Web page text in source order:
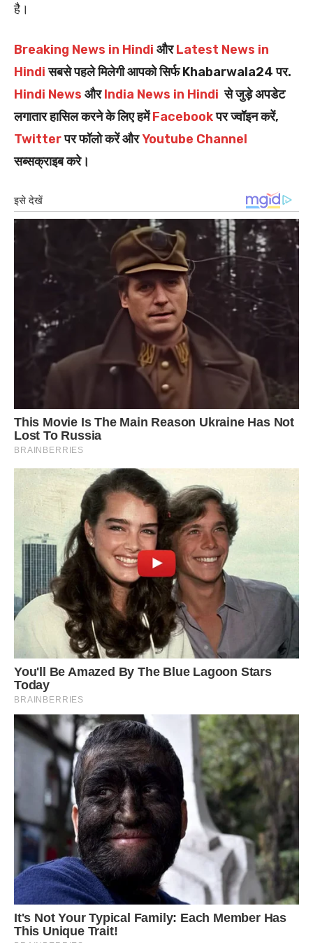
है।
Breaking News in Hindi औरLatest News in
Hindiसबसे पहले मिलेगी आपको सिर्फ Khabarwala24 पर.
Hindi News औरIndia News in Hindi से जुड़े अपडेट
लगातार हासिल करने के लिए हमेंFacebookपर ज्वॉइन करें,
Twitterपर फॉलो करें औरYoutube Channel
सब्सक्राइब करे।